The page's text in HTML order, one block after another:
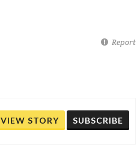
Report
VIEW STORY SUBSCRIBE